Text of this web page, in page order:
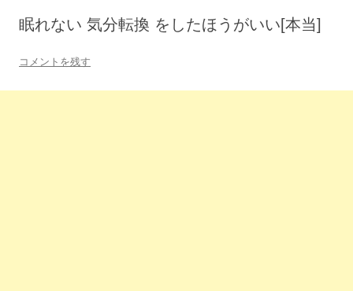
眠れない 気分転換 をしたほうがいい[本当]
コメントを残す